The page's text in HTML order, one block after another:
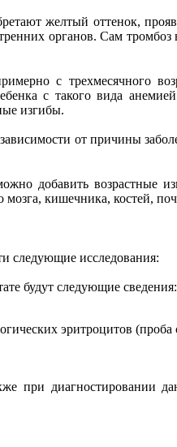
желтый оттенок,
органов. Сам
с трехмесячного
с такого вида
изгибы.
от причины
добавить возрастные
кишечника, костей,
следующие исследования:
будут следующие
эритроцитов
при диагностировании